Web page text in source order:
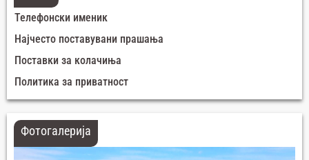
Телефонски именик
Најчесто поставувани прашања
Поставки за колачиња
Политика за приватност
Фотогалерија